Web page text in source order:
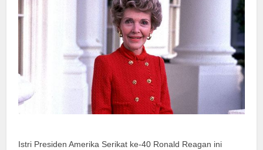
Istri Presiden Amerika Serikat ke-40 Ronald Reagan ini